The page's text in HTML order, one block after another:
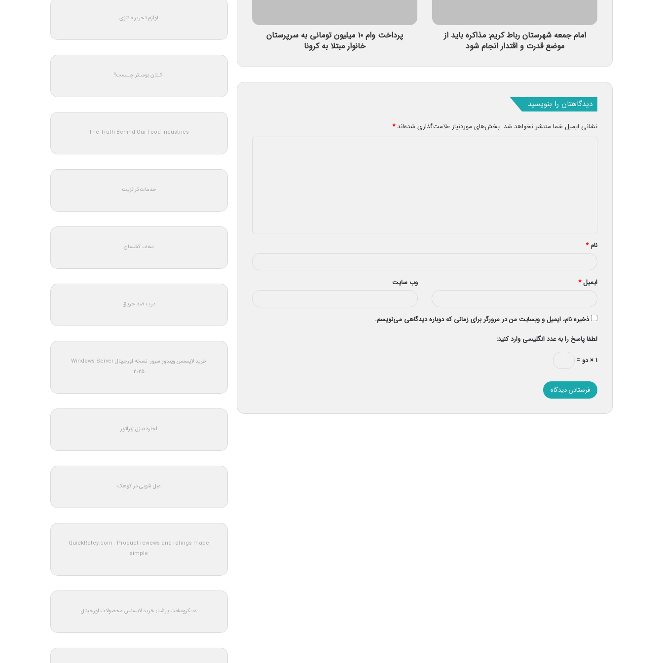
امام جمعه شهرستان رباط کریم: مذاکره باید از
موضع قدرت و اقتدار انجام شود
پرداخت وام ۱۰ میلیون تومانی به سرپرستان
خانوار مبتلا به کرونا
دیدگاهتان را بنویسید
نشانی ایمیل شما منتشر نخواهد شد. بخش‌های موردنیاز علامت‌گذاری شده‌اند*
*
نام*
ایمیل* وب‌ سایت
ذخیره نام، ایمیل و وبسایت من در مرورگر برای زمانی که دوباره دیدگاهی می‌نویسم.
لطفا پاسخ را به عدد انگلیسی وارد کنید:
۱ × دو =
لوازم تحریر فانتزی
اکـتان بوسـتر چـیست؟
The Truth Behind Our Food Industries
خدمات ترانزیت
سقف کشسان
درب ضد حریق
خرید لایسنس ویندوز سرور: نسخه اورجینال Windows Server
2025
اجاره دیزل ژنراتور
مبل شویی در کوهک
QuickRatey.com : Product reviews and ratings made
simple
مایکروسافت پرشیا: خرید لایسنس محصولات اورجینال